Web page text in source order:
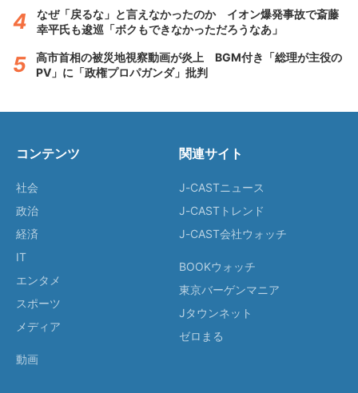
なぜ「戻るな」と言えなかったのか イオン爆発事故で斎藤
幸平氏も逡巡「ボクもできなかっただろうなあ」
高市首相の被災地視察動画が炎上 BGM付き「総理が主役の
PV」に「政権プロパガンダ」批判
コンテンツ
社会
政治
経済
IT
エンタメ
スポーツ
メディア
動画
関連サイト
J-CASTニュース
J-CASTトレンド
J-CAST会社ウォッチ
BOOKウォッチ
東京バーゲンマニア
Jタウンネット
ゼロまる